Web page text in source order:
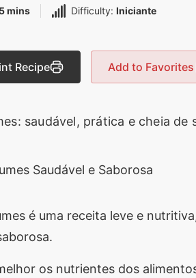
mins Difficulty: Iniciante
Recipe Add to Favorites
saudável, prática e cheia de
é uma receita leve e
os nutrientes dos